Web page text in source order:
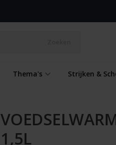
Thema's Strijken &
1,5L